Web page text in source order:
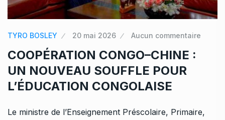
TYRO BOSLEY 20 mai 2026 Aucun commentaire
COOPÉRATION CONGO–CHINE :
UN NOUVEAU SOUFFLE POUR
L’ÉDUCATION CONGOLAISE
Le ministre de l’Enseignement Préscolaire, Primaire,